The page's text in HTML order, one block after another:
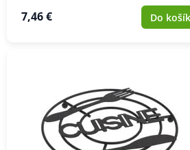
7,46 € Do